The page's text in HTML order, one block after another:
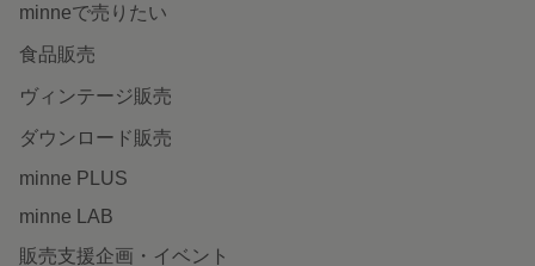
minneで売りたい
食品販売
ヴィンテージ販売
ダウンロード販売
minne PLUS
minne LAB
販売支援企画・イベント